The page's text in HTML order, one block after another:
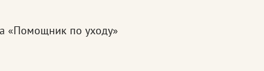
«Помощник по уходу»